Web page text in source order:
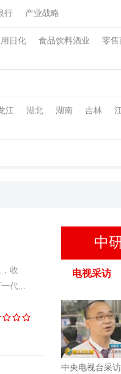
行 产业战略
日化 食品饮料酒业 零售
江 湖北 湖南 吉林
收
代...
中
电视采访
中央电视台采